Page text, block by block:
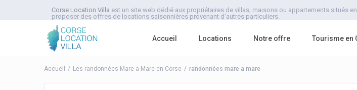
Corse Location Villa est un site web dédié aux propriétaires de villas, maisons ou appartements situés
proposer des offres de locations saisonnières provenant d’autres particuliers.
Accueil Locations Notre offre Tourisme en
Accueil Les randonnées Mare a Mare en Corse randonnées mare a mare